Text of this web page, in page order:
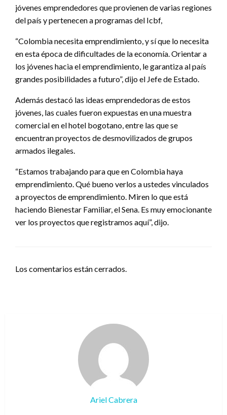
jóvenes emprendedores que provienen de varias regiones
del país y pertenecen a programas del Icbf,
“Colombia necesita emprendimiento, y sí que lo necesita
en esta época de dificultades de la economía. Orientar a
los jóvenes hacia el emprendimiento, le garantiza al país
grandes posibilidades a futuro”, dijo el Jefe de Estado.
Además destacó las ideas emprendedoras de estos
jóvenes, las cuales fueron expuestas en una muestra
comercial en el hotel bogotano, entre las que se
encuentran proyectos de desmovilizados de grupos
armados ilegales.
“Estamos trabajando para que en Colombia haya
emprendimiento. Qué bueno verlos a ustedes vinculados
a proyectos de emprendimiento. Miren lo que está
haciendo Bienestar Familiar, el Sena. Es muy emocionante
ver los proyectos que registramos aquí”, dijo.
Los comentarios están cerrados.
Ariel Cabrera